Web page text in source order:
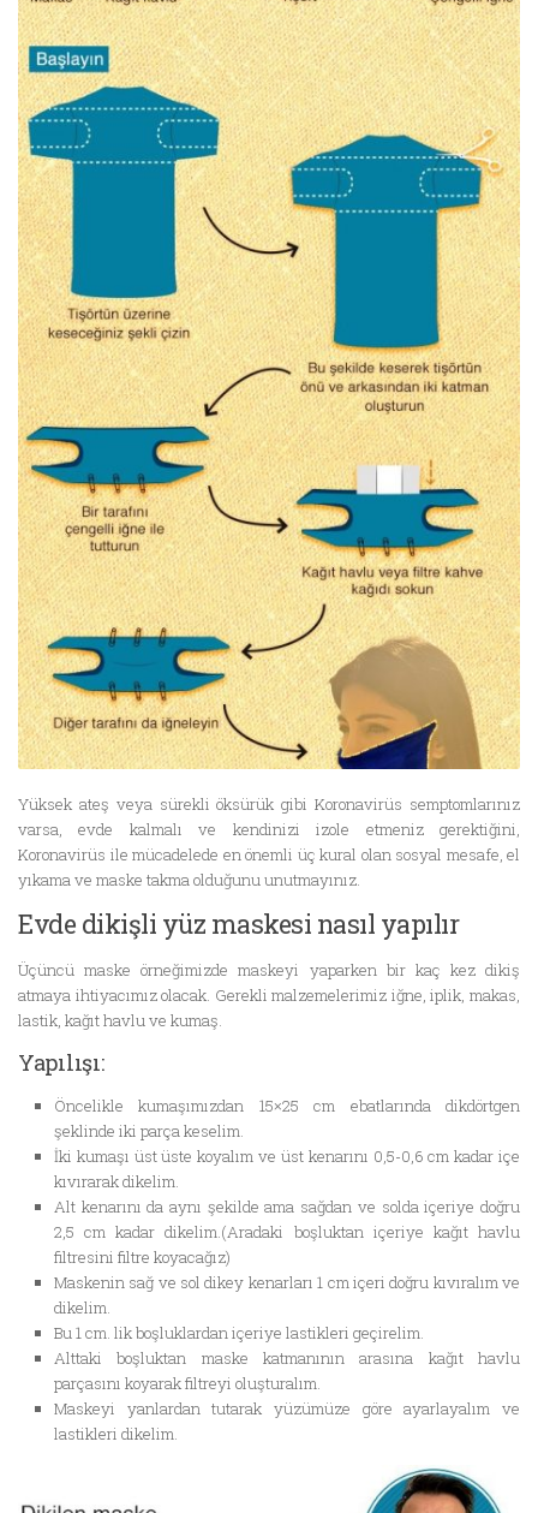
Yüksek ateş veya sürekli öksürük gibi Koronavirüs semptomlarınız
varsa, evde kalmalı ve kendinizi izole etmeniz gerektiğini,
Koronavirüs ile mücadelede en önemli üç kural olan sosyal mesafe, el
yıkama ve maske takma olduğunu unutmayınız.
Evde dikişli yüz maskesi nasıl yapılır
Üçüncü maske örneğimizde maskeyi yaparken bir kaç kez dikiş
atmaya ihtiyacımız olacak. Gerekli malzemelerimiz iğne, iplik, makas,
lastik, kağıt havlu ve kumaş.
Yapılışı:
Öncelikle kumaşımızdan 15×25 cm ebatlarında dikdörtgen
şeklinde iki parça keselim.
İki kumaşı üst üste koyalım ve üst kenarını 0,5-0,6 cm kadar içe
kıvırarak dikelim.
Alt kenarını da aynı şekilde ama sağdan ve solda içeriye doğru
2,5 cm kadar dikelim.(Aradaki boşluktan içeriye kağıt havlu
filtresini filtre koyacağız)
Maskenin sağ ve sol dikey kenarları 1 cm içeri doğru kıvıralım ve
dikelim.
Bu 1 cm. lik boşluklardan içeriye lastikleri geçirelim.
Alttaki boşluktan maske katmanının arasına kağıt havlu
parçasını koyarak filtreyi oluşturalım.
Maskeyi yanlardan tutarak yüzümüze göre ayarlayalım ve
lastikleri dikelim.